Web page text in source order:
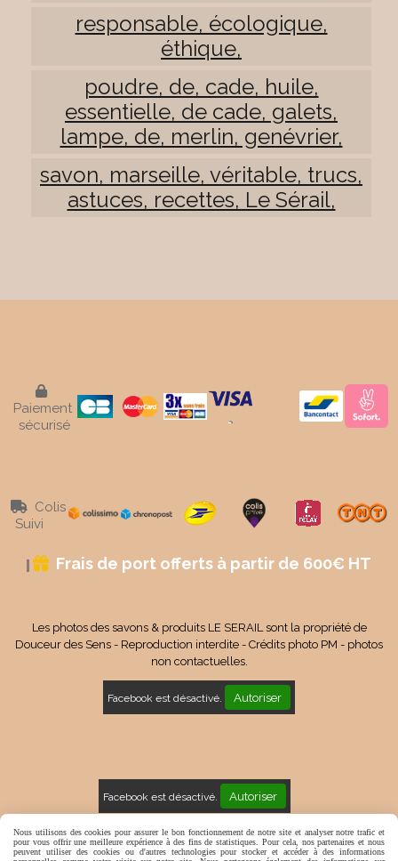
responsable, écologique,
éthique,
poudre, de, cade, huile,
essentielle, de cade, galets,
lampe, de, merlin, genévrier,
savon, marseille, véritable, trucs,
astuces, recettes, Le Sérail,

Paiement
sécurisé

Colis
Suivi
 Frais de port offerts à partir de 600€ HT
Les photos des savons & produits LE SERAIL sont la propriété de
Douceur des Sens - Reproduction interdite - Crédits photo PM - photos
non contactuelles.
Facebook est désactivé. Autoriser
Facebook est désactivé. Autoriser
Mentions Légales Conditions générales de vente
Nous utilisons des cookies pour assurer le bon fonctionnement de notre site et analyser notre trafic et
pour vous offrir une meilleure expérience à des fins de statistiques. Pour cela, nos partenaires et nous
peuvent utiliser des cookies ou d'autres technologies pour stocker et accéder à des informations